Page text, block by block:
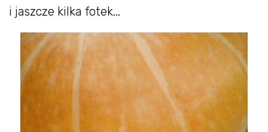
i jaszcze kilka fotek...